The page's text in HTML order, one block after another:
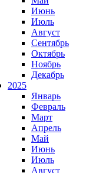
Июнь
Июль
Август
Сентябрь
Октябрь
Ноябрь
Декабрь
2025
Январь
Февраль
Март
Апрель
Май
Июнь
Июль
Август